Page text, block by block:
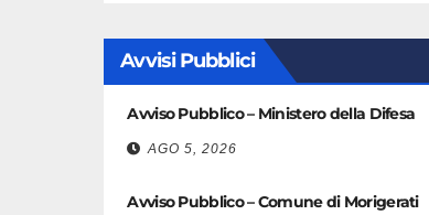
Avvisi Pubblici
Avviso Pubblico – Ministero della Difesa
AGO 5, 2026
Avviso Pubblico – Comune di Morigerati